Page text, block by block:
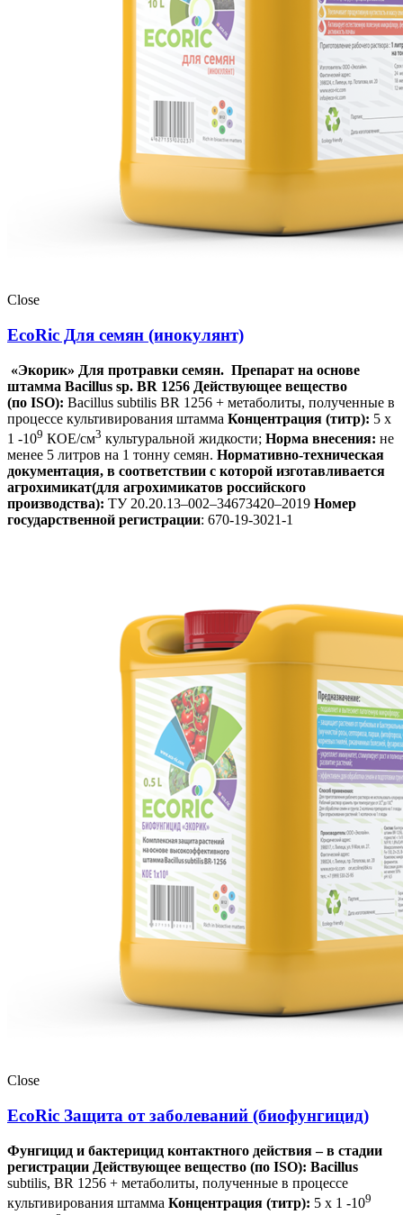
Close
EcoRic Для семян (инокулянт)
«Экорик» Для протравки семян. Препарат на основе
штамма Bacillus sp. BR 1256 Действующее вещество
(по ISO): Bacillus subtilis BR 1256 + метаболиты, полученные в
процессе культивирования штамма Концентрация (титр): 5 х
1 -109 КОЕ/см3 культуральной жидкости; Норма внесения: не
менее 5 литров на 1 тонну семян. Нормативно-техническая
документация, в соответствии с которой изготавливается
агрохимикат(для агрохимикатов российского
производства): ТУ 20.20.13–002–34673420–2019 Номер
государственной регистрации: 670-19-3021-1
Close
EcoRic Защита от заболеваний (биофунгицид)
Фунгицид и бактерицид контактного действия – в стадии
регистрации Действующее вещество (по ISO): Bacillus
subtilis, BR 1256 + метаболиты, полученные в процессе
культивирования штамма Концентрация (титр): 5 х 1 -109